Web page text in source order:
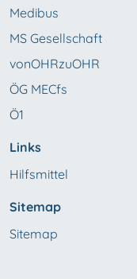
Medibus
MS Gesellschaft
vonOHRzuOHR
ÖG MECfs
Ö1
Links
Hilfsmittel
Sitemap
Sitemap